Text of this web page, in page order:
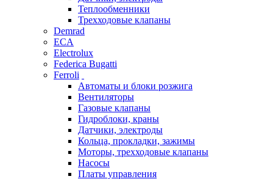
Теплообменники
Трехходовые клапаны
Demrad
ECA
Electrolux
Federica Bugatti
Ferroli
Автоматы и блоки розжига
Вентиляторы
Газовые клапаны
Гидроблоки, краны
Датчики, электроды
Кольца, прокладки, зажимы
Моторы, трехходовые клапаны
Насосы
Платы управления